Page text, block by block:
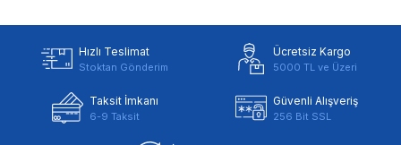
Hızlı Teslimat
Stoktan Gönderim
Ücretsiz Kargo
5000 TL ve Üzeri
Taksit İmkanı
6-9 Taksit
Güvenli Alışveriş
256 Bit SSL